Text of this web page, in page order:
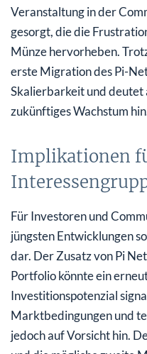
Veranstaltung in der
gesorgt, die die
Münze hervorheben.
erste Migration des Pi-
Skalierbarkeit und deutet
zukünftiges Wachstum
Implikationen
Für Investoren und
jüngsten Entwicklungen
dar. Der Zusatz von Pi
Portfolio könnte ein
Investitionspotenzial
Marktbedingungen und
jedoch auf Vorsicht hin.